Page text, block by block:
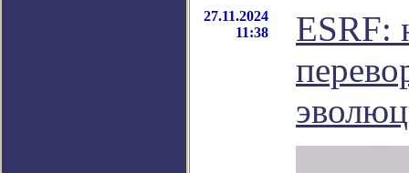
27.11.2024
11:38
ESRF: